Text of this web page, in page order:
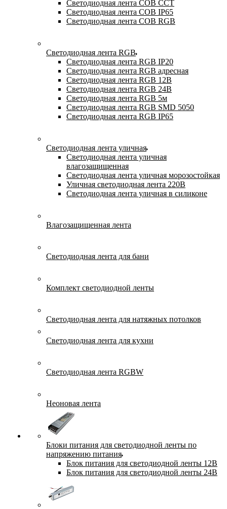
Светодиодная лента COB CCT
Светодиодная лента COB IP65
Светодиодная лента COB RGB
Светодиодная лента RGB
Светодиодная лента RGB IP20
Светодиодная лента RGB адресная
Светодиодная лента RGB 12В
Светодиодная лента RGB 24В
Светодиодная лента RGB 5м
Светодиодная лента RGB SMD 5050
Светодиодная лента RGB IP65
Светодиодная лента уличная
Светодиодная лента уличная
влагозащищенная
Светодиодная лента уличная морозостойкая
Уличная светодиодная лента 220В
Светодиодная лента уличная в силиконе
Влагозащищенная лента
Светодиодная лента для бани
Комплект светодиодной ленты
Светодиодная лента для натяжных потолков
Светодиодная лента для кухни
Светодиодная лента RGBW
Неоновая лента
Блоки питания для светодиодной ленты по
напряжению питания
Блок питания для светодиодной ленты 12В
Блок питания для светодиодной ленты 24В